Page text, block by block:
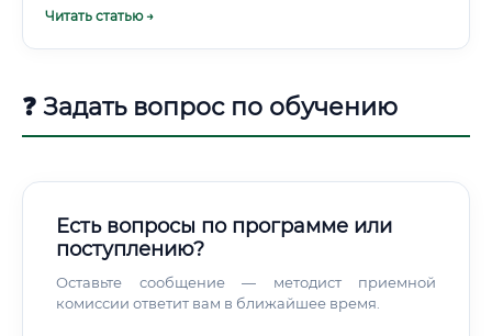
недостижим без специальной оснастки.
Читать статью →
❓ Задать вопрос по обучению
Есть вопросы по программе или
поступлению?
Оставьте сообщение — методист приемной
комиссии ответит вам в ближайшее время.